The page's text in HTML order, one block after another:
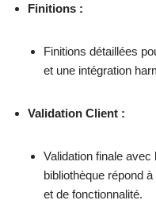
Finitions :
Finitions détaillées
et une intégration
Validation Client :
Validation finale avec
bibliothèque répond
et de fonctionnalité.